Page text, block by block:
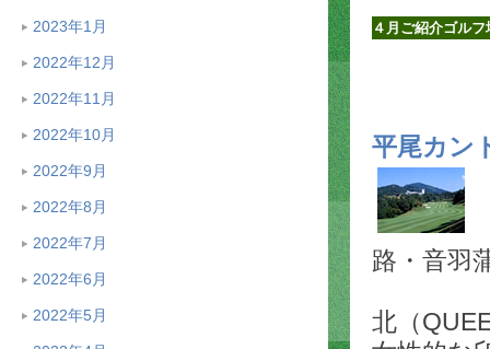
2023年1月
2022年12月
2022年11月
2022年10月
2022年9月
2022年8月
2022年7月
2022年6月
2022年5月
４月ご紹介ゴルフ
平尾カン
路・音羽
北（